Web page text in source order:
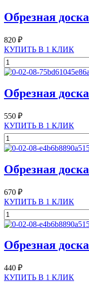
Обрезная
820 ₽
КУПИТЬ В 1 КЛИК
Обрезная
550 ₽
КУПИТЬ В 1 КЛИК
Обрезная
670 ₽
КУПИТЬ В 1 КЛИК
Обрезная
440 ₽
КУПИТЬ В 1 КЛИК